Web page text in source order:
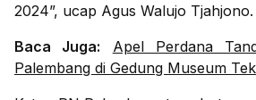
2024”, ucap Agus Walujo Tjahjono.
Baca Juga:
Apel Perdana
Palembang di Gedung Museum